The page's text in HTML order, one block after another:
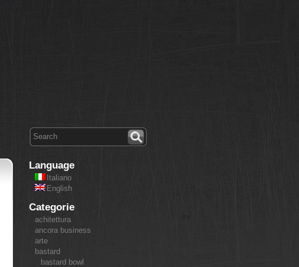
Language
Italiano
English
Categorie
achitettura
ancora business
arte
bastard
bastard bowl